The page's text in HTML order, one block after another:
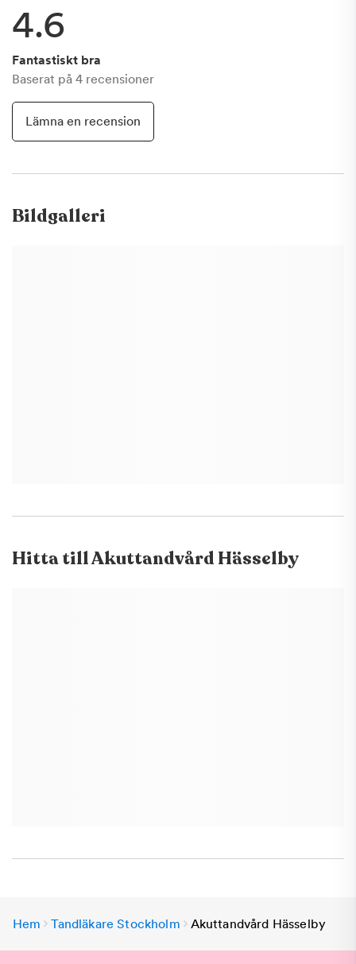
4.6
Fantastiskt bra
Baserat på 4 recensioner
Lämna en recension
Bildgalleri
Hitta tillAkuttandvård Hässelby
Hem Tandläkare Stockholm Akuttandvård Hässelby